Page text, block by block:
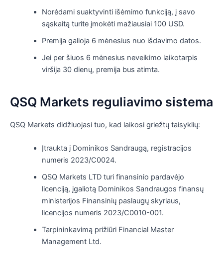
Norėdami suaktyvinti išėmimo funkciją, į savo
sąskaitą turite įmokėti mažiausiai 100 USD.
Premija galioja 6 mėnesius nuo išdavimo datos.
Jei per šiuos 6 mėnesius neveikimo laikotarpis
viršija 30 dienų, premija bus atimta.
QSQ Markets reguliavimo sistema
QSQ Markets didžiuojasi tuo, kad laikosi griežtų taisyklių:
Įtraukta į Dominikos Sandraugą, registracijos
numeris 2023/C0024.
QSQ Markets LTD turi finansinio pardavėjo
licenciją, įgaliotą Dominikos Sandraugos finansų
ministerijos Finansinių paslaugų skyriaus,
licencijos numeris 2023/C0010-001.
Tarpininkavimą prižiūri Financial Master
Management Ltd.